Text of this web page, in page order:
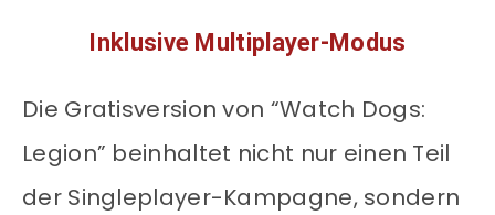
Inklusive Multiplayer-Modus
Die Gratisversion von “Watch Dogs:
Legion” beinhaltet nicht nur einen Teil
der Singleplayer-Kampagne, sondern